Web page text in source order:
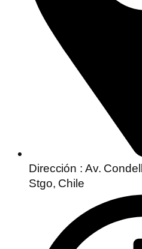
Dirección : Av.
Stgo, Chile